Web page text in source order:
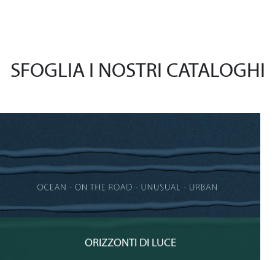
SFOGLIA I NOSTRI CATALOGHI
ORIZZONTI DI LUCE